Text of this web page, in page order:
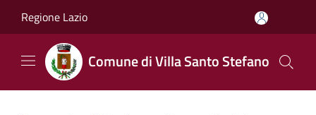
Regione Lazio
Comune di Villa Santo Stefano